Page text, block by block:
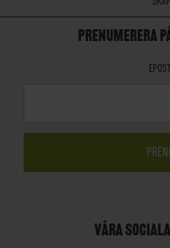
PRENUMERERA
VÅRA